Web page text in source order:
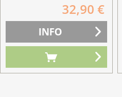
32,90 €
INFO